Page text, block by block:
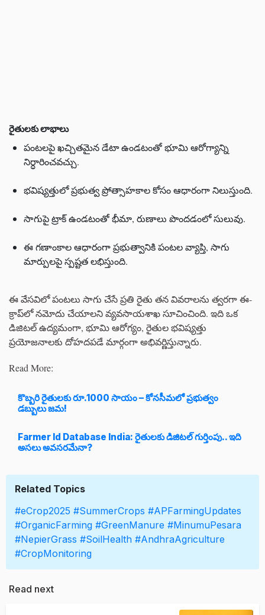
రైతులకు లాభాలు
పంటలపై ఖచ్చితమైన డేటా ఉండటంతో భూమి ఆరోగ్యాన్ని
నిర్ధారించవచ్చు.
భవిష్యత్తులో ప్రభుత్వ ప్రోత్సాహకాల కోసం ఆధారంగా నిలుస్తుంది.
సాగుపై ట్రాక్ ఉండటంతో భీమా, రుణాలు పొందడంలో సులువు.
ఈ గణాంకాల ఆధారంగా ప్రభుత్వానికి పంటల వ్యాప్తి, సాగు
మార్పులపై స్పష్టత లభిస్తుంది.
ఈ వేసవిలో పంటలు సాగు చేసే ప్రతి రైతు తన వివరాలను త్వరగా ఈ-
క్రాప్‌లో నమోదు చేయాలని వ్యవసాయశాఖ సూచించింది. ఇది ఒక
డిజిటల్ ఉద్యమంగా, భూమి ఆరోగ్యం, రైతుల భవిష్యత్తు
ప్రయోజనాలకు దోహదపడే మార్గంగా అభివర్ణిస్తున్నారు.
Read More:
కొబ్బరి రైతులకు రూ.1000 సాయం – కోనసీమలో ప్రభుత్వం
డబ్బులు జమ!
Farmer Id Database India: రైతులకు డిజిటల్ గుర్తింపు.. ఇది
అసలు అవసరమేనా?
Related Topics
#eCrop2025 #SummerCrops #APFarmingUpdates
#OrganicFarming #GreenManure #MinumuPesara
#NepierGrass #SoilHealth #AndhraAgriculture
#CropMonitoring
Read next